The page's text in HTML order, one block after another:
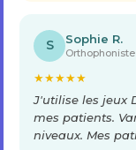
S Sophie R.
Orthophoniste
★★★★★
J'utilise les jeux
mes patients.
niveaux. Mes